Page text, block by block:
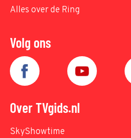
Alles over de Ring
Volg ons
Over TVgids.nl
SkyShowtime